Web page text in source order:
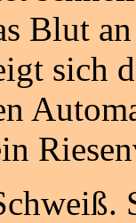
Blut
sich